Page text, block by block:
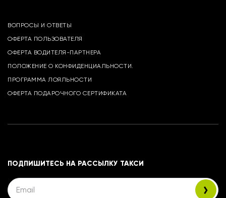
ВОПРОСЫ И ОТВЕТЫ
ОФЕРТА ПОЛЬЗОВАТЕЛЯ
ОФЕРТА ВОДИТЕЛЯ-ПАРТНЕРА
ПОЛОЖЕНИЕ О КОНФИДЕНЦИАЛЬНОСТИ.
ПРОГРАММА ЛОЯЛЬНОСТИ
ОФЕРТА ПОДАРОЧНОГО СЕРТИФИКАТА
ПОДПИШИТЕСЬ НА РАССЫЛКУ ТАКСИ